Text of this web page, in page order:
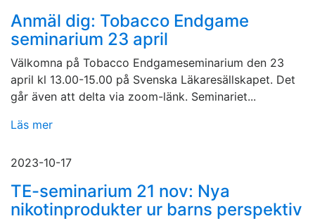
Anmäl dig: Tobacco Endgame
seminarium 23 april
Välkomna på Tobacco Endgameseminarium den 23
april kl 13.00-15.00 på Svenska Läkaresällskapet. Det
går även att delta via zoom-länk. Seminariet...
Läs mer
2023-10-17
TE-seminarium 21 nov: Nya
nikotinprodukter ur barns perspektiv